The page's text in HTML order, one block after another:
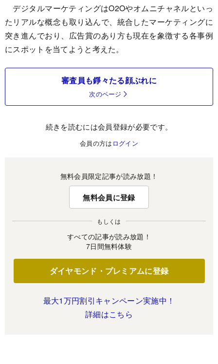
デジタルマーケティングはO2Oやオムニチャネルといっ
たリアルな概念も取り込んで、統合したマーケティングに
突き進んでおり、広告賞のあり方も現在を象徴する各事例
にスポットを当てようと考えた。
審査員も錚々たる顔ぶれに
次のページ
続きを読むには会員登録が必要です。
会員の方は ログイン
無料会員限定記事が読み放題！
無料会員に登録
もしくは
すべての記事が読み放題！
7日間無料体験
ダイヤモンド・プレミアムに登録
最大1万円割引キャンペーン実施中！
詳細はこちら